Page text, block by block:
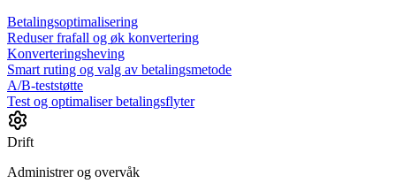
Betalingsoptimalisering
Reduser frafall og øk konvertering
Konverteringsheving
Smart ruting og valg av betalingsmetode
A/B-teststøtte
Test og optimaliser betalingsflyter
Drift
Administrer og overvåk